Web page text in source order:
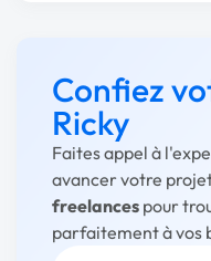
Confiez
Ricky
Faites appel à
avancer votre
freelances pour
parfaitement à vos